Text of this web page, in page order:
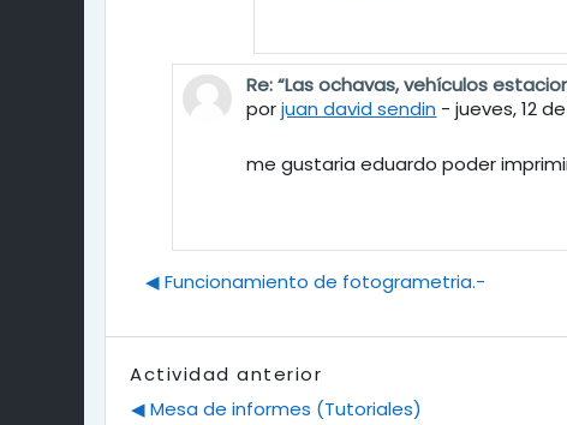
En respuesta a Eduardo Bertotti
Re: “Las ochavas, vehículos
porjuan david sendin -jueves, 12
me gustaria eduardo poder
◀︎ Funcionamiento de fotogrametria.-
Actividad anterior
◀︎ Mesa de informes (Tutoriales)